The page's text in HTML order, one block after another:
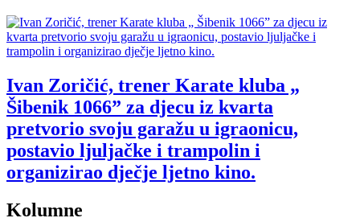
Ivan Zoričić, trener Karate kluba „
Šibenik 1066” za djecu iz kvarta
pretvorio svoju garažu u igraonicu,
postavio ljuljačke i trampolin i
organizirao dječje ljetno kino.
Kolumne